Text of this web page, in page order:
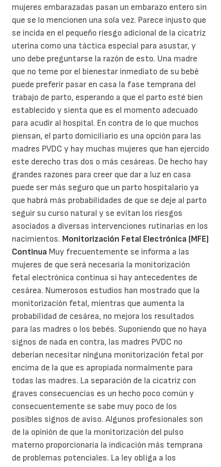
mujeres embarazadas pasan un embarazo entero sin
que se lo mencionen una sola vez. Parece injusto que
se incida en el pequeño riesgo adicional de la cicatriz
uterina como una táctica especial para asustar, y
uno debe preguntarse la razón de esto. Una madre
que no teme por el bienestar inmediato de su bebé
puede preferir pasar en casa la fase temprana del
trabajo de parto, esperando a que el parto esté bien
establecido y sienta que es el momento adecuado
para acudir al hospital. En contra de lo que muchos
piensan, el parto domiciliario es una opción para las
madres PVDC y hay muchas mujeres que han ejercido
este derecho tras dos o más cesáreas. De hecho hay
grandes razones para creer que dar a luz en casa
puede ser más seguro que un parto hospitalario ya
que habrá más probabilidades de que se deje al parto
seguir su curso natural y se evitan los riesgos
asociados a diversas intervenciones rutinarias en los
nacimientos. Monitorización Fetal Electrónica (MFE)
Continua Muy frecuentemente se informa a las
mujeres de que será necesaria la monitorización
fetal electrónica continua si hay antecedentes de
cesárea. Numerosos estudios han mostrado que la
monitorización fetal, mientras que aumenta la
probabilidad de cesárea, no mejora los resultados
para las madres o los bebés. Suponiendo que no haya
signos de nada en contra, las madres PVDC no
deberían necesitar ninguna monitorización fetal por
encima de la que es apropiada normalmente para
todas las madres. La separación de la cicatriz con
graves consecuencias es un hecho poco común y
consecuentemente se sabe muy poco de los
posibles signos de aviso. Algunos profesionales son
de la opinión de que la monitorización del pulso
materno proporcionaría la indicación más temprana
de problemas potenciales. La ley obliga a los